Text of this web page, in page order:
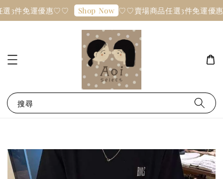
3件免運優惠♡♡ Shop Now ♡♡賣場商品任選3件免運優
搜尋